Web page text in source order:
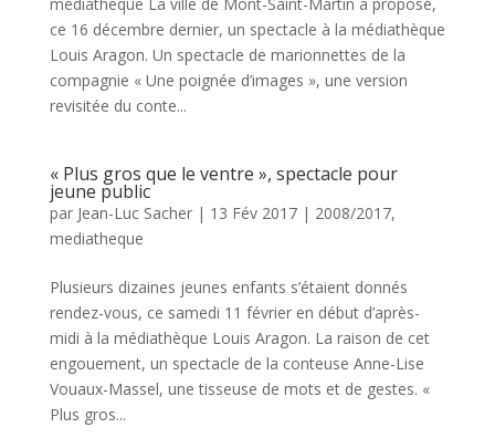
ce 16 décembre dernier, un spectacle à la médiathèque
Louis Aragon. Un spectacle de marionnettes de la
compagnie « Une poignée d’images », une version
revisitée du conte...
« Plus gros que le ventre », spectacle pour
jeune public
par Jean-Luc Sacher| 13 Fév 2017| 2008/2017,
mediatheque
Plusieurs dizaines jeunes enfants s’étaient donnés
rendez-vous, ce samedi 11 février en début d’après-
midi à la médiathèque Louis Aragon. La raison de cet
engouement, un spectacle de la conteuse Anne-Lise
Vouaux-Massel, une tisseuse de mots et de gestes. «
Plus gros...